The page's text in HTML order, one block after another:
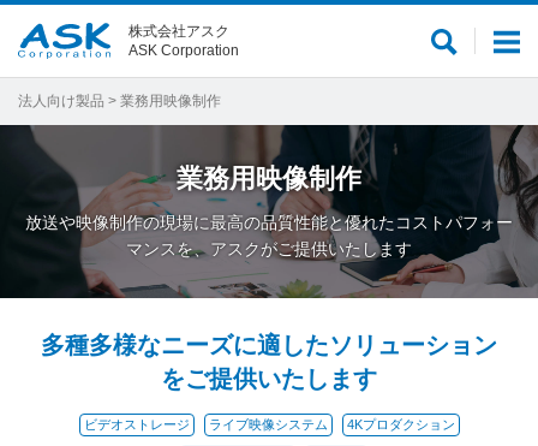
メ
ー
サ
内
株式会社アスク
ASK Corporation
法人向け製品 > 業務用映像制作
業務用映像制作
放送や映像制作の現場に最高の品質性能と優れたコストパフォー
マンスを、アスクがご提供いたします
多種多様なニーズに適したソリューション
をご提供いたします
ビデオストレージ ライブ映像システム 4Kプロダクション